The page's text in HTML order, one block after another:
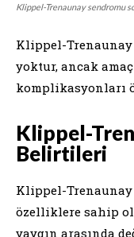
Klippel-Trenaunay sendromu
Klippel-
yoktur, ancak
komplikasyonları
Klippel-
Belirtileri
Klippel-Trenaunay
özelliklere sahip
yaygın arasında